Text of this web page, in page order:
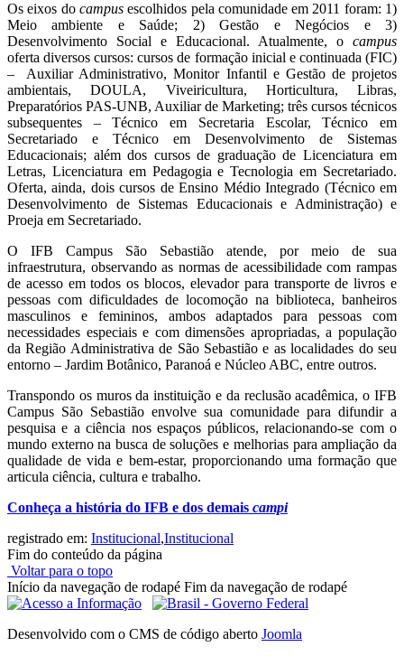
Os eixos do campusescolhidos pela comunidade em 2011 foram: 1)
Meio ambiente e Saúde; 2) Gestão e Negócios e 3)
Desenvolvimento Social e Educacional. Atualmente, o campus
oferta diversos cursos: cursos de formação inicial e continuada (FIC)
– Auxiliar Administrativo, Monitor Infantil e Gestão de projetos
ambientais, DOULA, Viveiricultura, Horticultura, Libras,
Preparatórios PAS-UNB, Auxiliar de Marketing; três cursos técnicos
subsequentes – Técnico em Secretaria Escolar, Técnico em
Secretariado e Técnico em Desenvolvimento de Sistemas
Educacionais; além dos cursos de graduação de Licenciatura em
Letras, Licenciatura em Pedagogia e Tecnologia em Secretariado.
Oferta, ainda, dois cursos de Ensino Médio Integrado (Técnico em
Desenvolvimento de Sistemas Educacionais e Administração) e
Proeja em Secretariado.
O IFB Campus São Sebastião atende, por meio de sua
infraestrutura, observando as normas de acessibilidade com rampas
de acesso em todos os blocos, elevador para transporte de livros e
pessoas com dificuldades de locomoção na biblioteca, banheiros
masculinos e femininos, ambos adaptados para pessoas com
necessidades especiais e com dimensões apropriadas, a população
da Região Administrativa de São Sebastião e as localidades do seu
entorno – Jardim Botânico, Paranoá e Núcleo ABC, entre outros.
Transpondo os muros da instituição e da reclusão acadêmica, o IFB
Campus São Sebastião envolve sua comunidade para difundir a
pesquisa e a ciência nos espaços públicos, relacionando-se com o
mundo externo na busca de soluções e melhorias para ampliação da
qualidade de vida e bem-estar, proporcionando uma formação que
articula ciência, cultura e trabalho.
Conheça a história do IFB e dos demais campi
registrado em: Institucional,Institucional
Fim do conteúdo da página
Voltar para o topo
Início da navegação de rodapé Fim da navegação de rodapé
Desenvolvido com o CMS de código aberto Joomla